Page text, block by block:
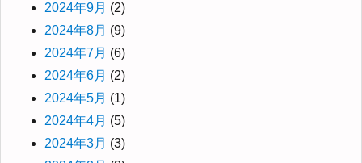
2024年9月 (2)
2024年8月 (9)
2024年7月 (6)
2024年6月 (2)
2024年5月 (1)
2024年4月 (5)
2024年3月 (3)